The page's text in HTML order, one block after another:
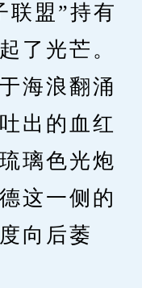
联盟”持有
了光芒。
海浪翻涌
出的血红
璃色光炮
这一侧的
向后萎